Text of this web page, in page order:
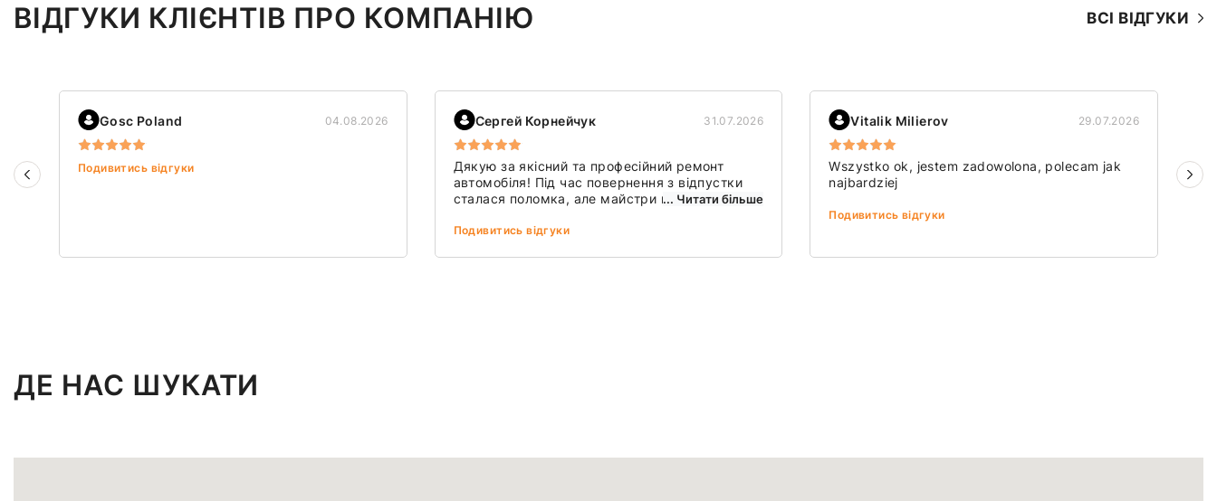
ВІДГУКИ КЛІЄНТІВ ПРО КОМПАНІЮ ВСІ ВІДГУКИ
Gosc Poland 04.08.2026
Подивитись відгуки
Сергей Корнейчук 31.07.2026
Дякую за якісний та професійний ремонт
автомобіля! Під час повернення з відпустки
сталася поломка, але майстри швидко
її усунули. Роботу виконали якісно, все
... Читати більше
Подивитись відгуки
Vitalik Milierov 29.07.2026
Wszystko ok, jestem zadowolona, polecam jak
najbardziej
Подивитись відгуки
ДЕ НАС ШУКАТИ